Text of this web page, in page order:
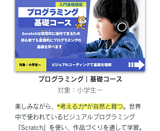
プログラミング｜​基礎コース
対象：小学生～
楽しみながら、 “考える力”が自然と育つ。世界
中で使われているビジュアルプログラミング
『Scratch』を使い、作品づくりを通して学習。